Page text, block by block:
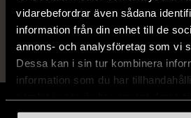
vidarebefordrar även sådana
information från din enhet till de
annons- och analysföretag som vi
Dessa kan i sin tur kombinera
information som du har